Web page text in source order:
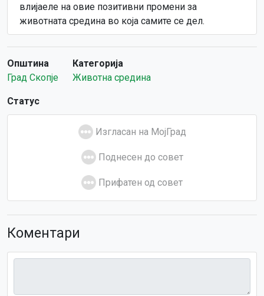
влијаеле на овие позитивни промени за
животната средина во која самите се дел.
Општина
Град Скопје
Категорија
Животна средина
Статус
Изгласан на МојГрад
Поднесен до совет
Прифатен од совет
Коментари